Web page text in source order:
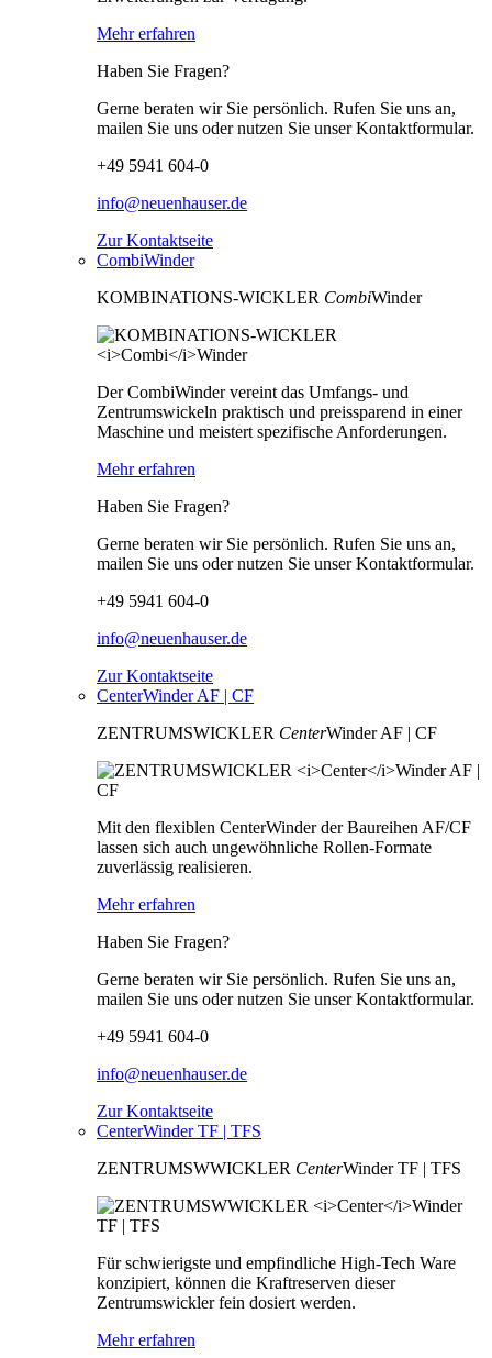
Mehr erfahren
Haben Sie Fragen?
Gerne beraten wir Sie persönlich. Rufen Sie uns an,
mailen Sie uns oder nutzen Sie unser Kontaktformular.
+49 5941 604-0
info@neuenhauser.de
Zur Kontaktseite
CombiWinder
KOMBINATIONS-WICKLER CombiWinder
Der CombiWinder vereint das Umfangs- und
Zentrumswickeln praktisch und preissparend in einer
Maschine und meistert spezifische Anforderungen.
Mehr erfahren
Haben Sie Fragen?
Gerne beraten wir Sie persönlich. Rufen Sie uns an,
mailen Sie uns oder nutzen Sie unser Kontaktformular.
+49 5941 604-0
info@neuenhauser.de
Zur Kontaktseite
CenterWinder AF | CF
ZENTRUMSWICKLER CenterWinder AF | CF
Mit den flexiblen CenterWinder der Baureihen AF/CF
lassen sich auch ungewöhnliche Rollen-Formate
zuverlässig realisieren.
Mehr erfahren
Haben Sie Fragen?
Gerne beraten wir Sie persönlich. Rufen Sie uns an,
mailen Sie uns oder nutzen Sie unser Kontaktformular.
+49 5941 604-0
info@neuenhauser.de
Zur Kontaktseite
CenterWinder TF | TFS
ZENTRUMSWWICKLER CenterWinder TF | TFS
Für schwierigste und empfindliche High-Tech Ware
konzipiert, können die Kraftreserven dieser
Zentrumswickler fein dosiert werden.
Mehr erfahren